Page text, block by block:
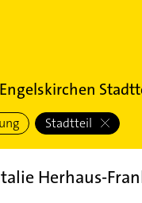
Engelskirchen
Stadtteil
Herhaus-